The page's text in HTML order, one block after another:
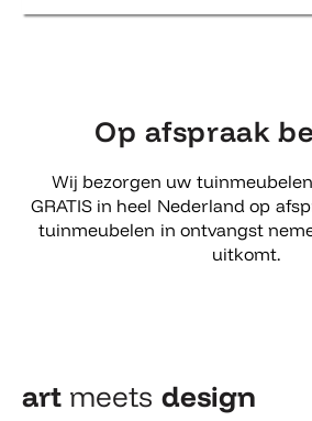
Op afspraak
Wij bezorgen uw
GRATIS in heel Nederland op
tuinmeubelen in ontvangst
uitkomt.
art meets design​